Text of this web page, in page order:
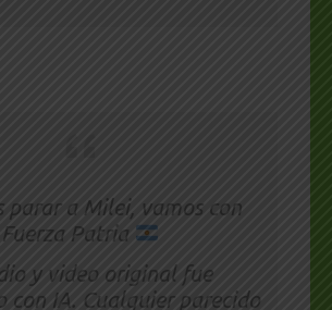
parar a Milei, vamos con
Fuerza Patria
y video original fue
con IA. Cualquier parecido